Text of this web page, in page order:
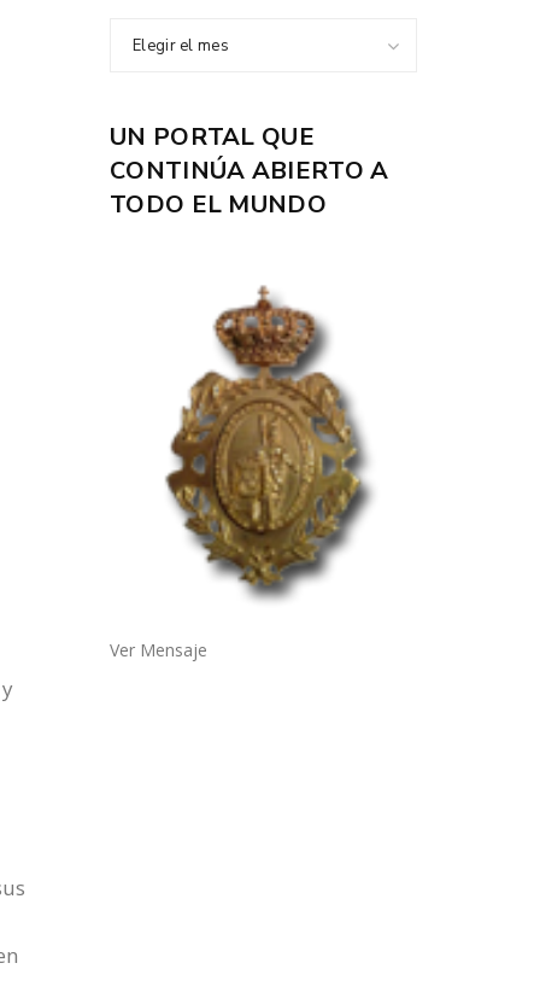
Elegir el mes
UN PORTAL QUE
CONTINÚA ABIERTO A
TODO EL MUNDO
Ver Mensaje